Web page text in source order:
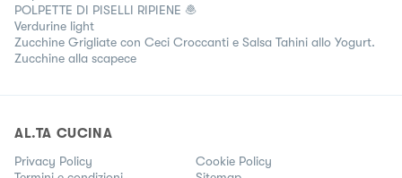
POLPETTE DI PISELLI RIPIENE 🧆
Verdurine light
Zucchine Grigliate con Ceci Croccanti e Salsa Tahini allo Yogurt.
Zucchine alla scapece
AL.TA CUCINA
Privacy Policy
Cookie Policy